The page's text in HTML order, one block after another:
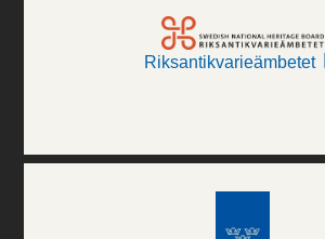
Riksantikvarieämbetet